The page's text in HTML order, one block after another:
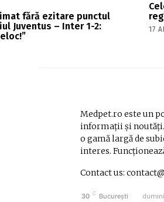
fără ezitare punctul
Juventus – Inter 1-2:
17
Medpet.ro este un
informații și
o gamă largă de
interes.
Contact us:
30 C București